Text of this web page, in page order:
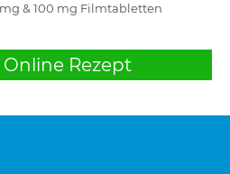
& 100 mg Filmtabletten
Rezept